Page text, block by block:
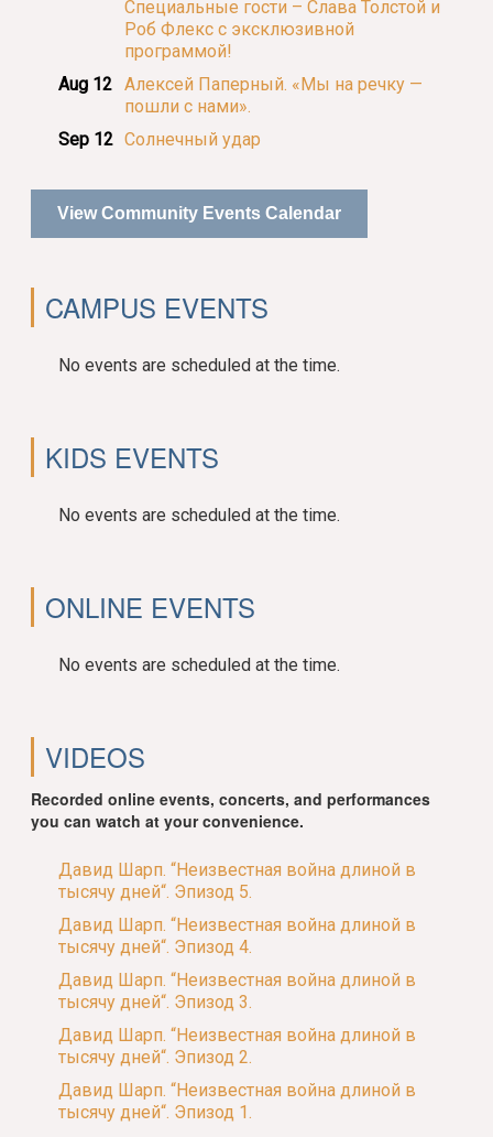
Специальные гости – Слава Толстой и
Роб Флекс с эксклюзивной
программой!
Aug 12 Алексей Паперный. «Мы на речку —
пошли с нами».
Sep 12 Солнечный удар
View Community Events Calendar
CAMPUS EVENTS
No events are scheduled at the time.
KIDS EVENTS
No events are scheduled at the time.
ONLINE EVENTS
No events are scheduled at the time.
VIDEOS
Recorded online events, concerts, and performances
you can watch at your convenience.
Давид Шарп. “Неизвестная война длиной в
тысячу дней“. Эпизод 5.
Давид Шарп. “Неизвестная война длиной в
тысячу дней“. Эпизод 4.
Давид Шарп. “Неизвестная война длиной в
тысячу дней“. Эпизод 3.
Давид Шарп. “Неизвестная война длиной в
тысячу дней“. Эпизод 2.
Давид Шарп. “Неизвестная война длиной в
тысячу дней“. Эпизод 1.